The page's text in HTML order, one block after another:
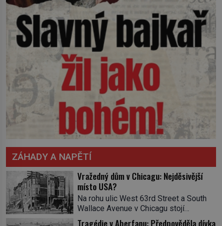
ZÁHADY A NAPĚTÍ
Vražedný dům v Chicagu: Nejděsivější
místo USA?
Na rohu ulic West 63rd Street a South
Wallace Avenue v Chicagu stojí
nenápadná pošta. Nemá žádný speciální
Tragédie v Aberfanu: Předpověděla dívka